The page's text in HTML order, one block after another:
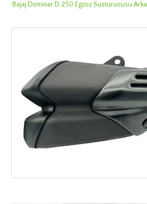
Bajaj Dominar D 250 Egzoz Susturucusu Arka